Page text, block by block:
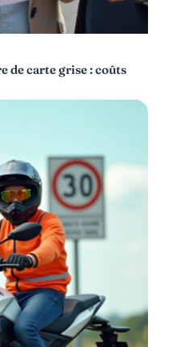
de carte grise : coûts